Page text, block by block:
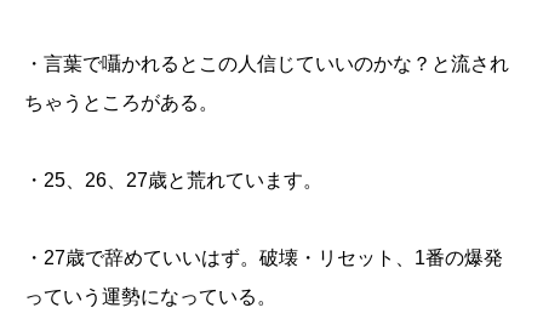
・言葉で囁かれるとこの人信じていいのかな？と流され
ちゃうところがある。
・25、26、27歳と荒れています。
・27歳で辞めていいはず。破壊・リセット、1番の爆発
っていう運勢になっている。